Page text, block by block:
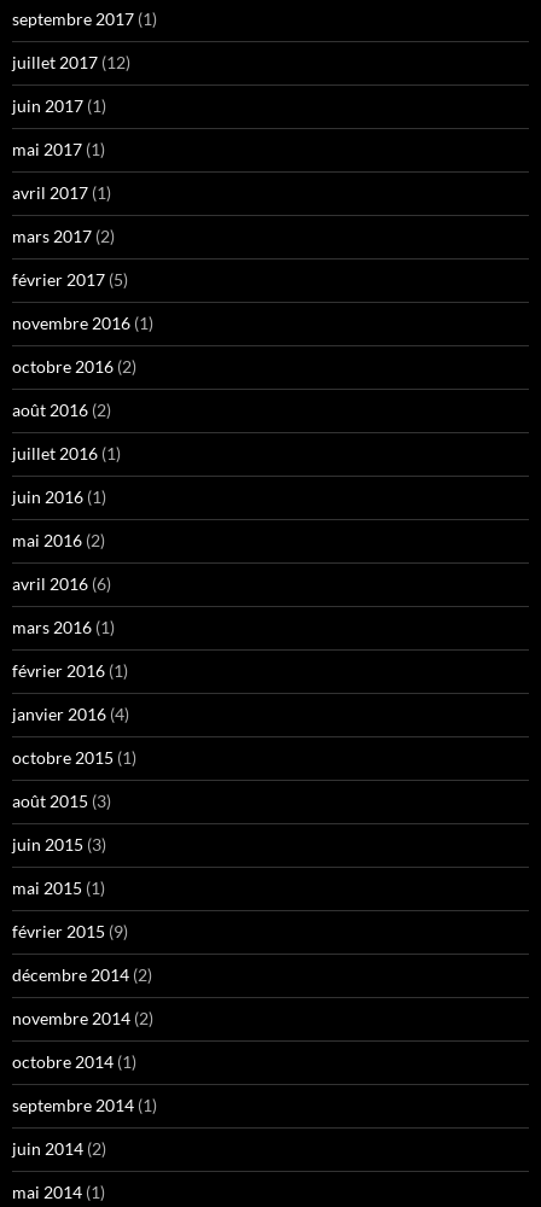
septembre 2017 (1)
juillet 2017 (12)
juin 2017 (1)
mai 2017 (1)
avril 2017 (1)
mars 2017 (2)
février 2017 (5)
novembre 2016 (1)
octobre 2016 (2)
août 2016 (2)
juillet 2016 (1)
juin 2016 (1)
mai 2016 (2)
avril 2016 (6)
mars 2016 (1)
février 2016 (1)
janvier 2016 (4)
octobre 2015 (1)
août 2015 (3)
juin 2015 (3)
mai 2015 (1)
février 2015 (9)
décembre 2014 (2)
novembre 2014 (2)
octobre 2014 (1)
septembre 2014 (1)
juin 2014 (2)
mai 2014 (1)